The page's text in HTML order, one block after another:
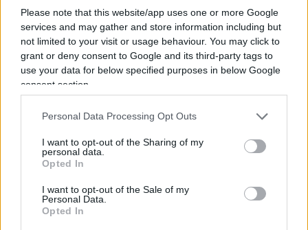
Please note that this website/app uses one or more Google
services and may gather and store information including but
not limited to your visit or usage behaviour. You may click to
grant or deny consent to Google and its third-party tags to
use your data for below specified purposes in below Google
consent section.
Personal Data Processing Opt Outs
I want to opt-out of the Sharing of my
personal data.
Opted In
I want to opt-out of the Sale of my
Personal Data.
Opted In
5 Agosto 2026, 12:00